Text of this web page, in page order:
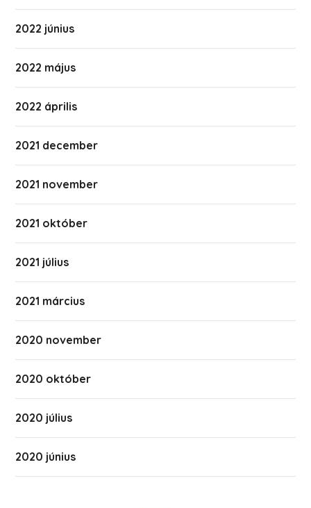
2022 június
2022 május
2022 április
2021 december
2021 november
2021 október
2021 július
2021 március
2020 november
2020 október
2020 július
2020 június